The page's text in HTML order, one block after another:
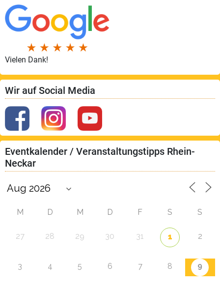
Vielen Dank!
Wir auf Social Media
Eventkalender / Veranstaltungstipps Rhein-
Neckar
M D M D F S S
27 28 29 30 31 1 2
3 4 5 6 7 8 9